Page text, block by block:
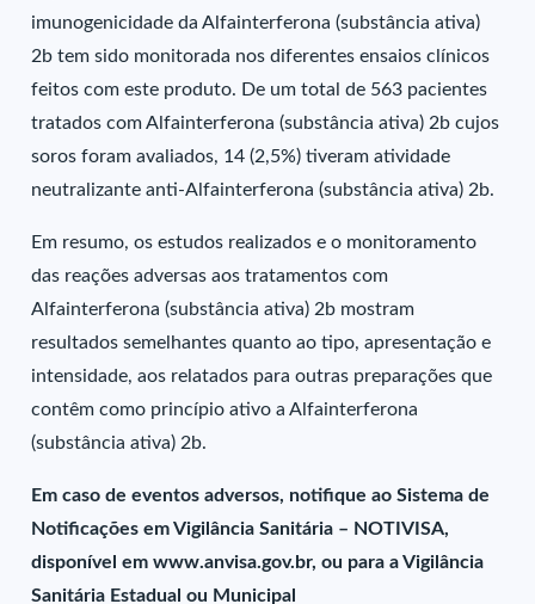
imunogenicidade da Alfainterferona (substância ativa)
2b tem sido monitorada nos diferentes ensaios clínicos
feitos com este produto. De um total de 563 pacientes
tratados com Alfainterferona (substância ativa) 2b cujos
soros foram avaliados, 14 (2,5%) tiveram atividade
neutralizante anti-Alfainterferona (substância ativa) 2b.
Em resumo, os estudos realizados e o monitoramento
das reações adversas aos tratamentos com
Alfainterferona (substância ativa) 2b mostram
resultados semelhantes quanto ao tipo, apresentação e
intensidade, aos relatados para outras preparações que
contêm como princípio ativo a Alfainterferona
(substância ativa) 2b.
Em caso de eventos adversos, notifique ao Sistema de
Notificações em Vigilância Sanitária – NOTIVISA,
disponível em www.anvisa.gov.br, ou para a Vigilância
Sanitária Estadual ou Municipal